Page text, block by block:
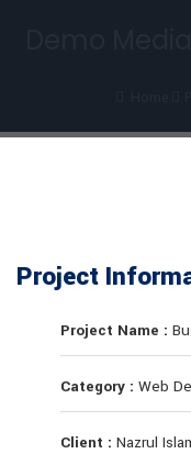
Project
Project Name :
Category : Web
Client : Nazrul